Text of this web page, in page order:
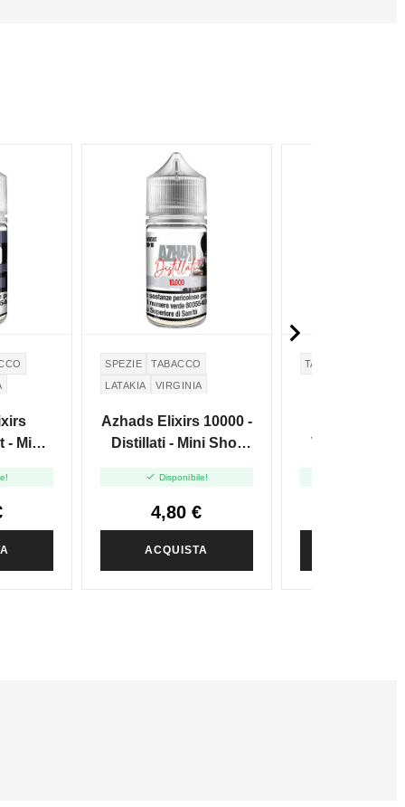
- Mini
SPEZIE
TABACCO
LATAKIA
VIRGINIA
BLACK CAVENDISH
Azhads Elixirs 10000 -
Distillati - Mini Shot
 Disponibile!
4,80 €
ACQUISTA
TABACCO
Virginia In
